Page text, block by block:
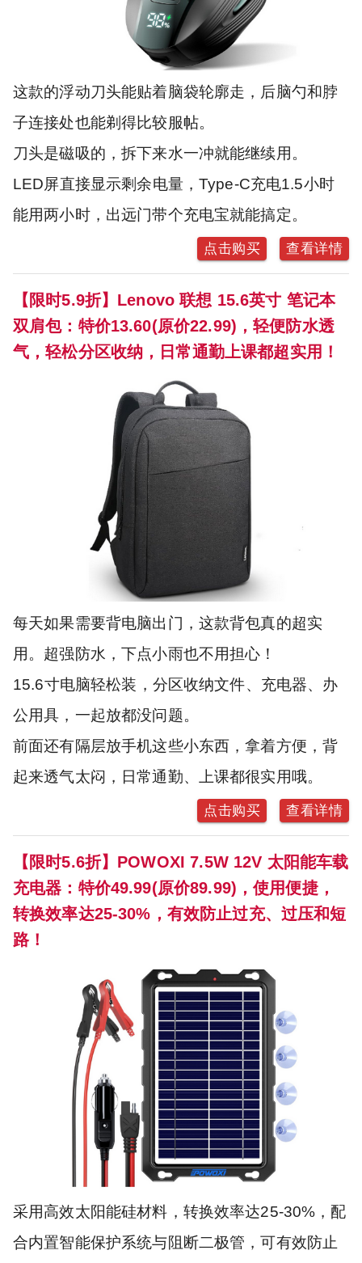
这款的浮动刀头能贴着脑袋轮廓走，后脑勺和脖
子连接处也能剃得比较服帖。
刀头是磁吸的，拆下来水一冲就能继续用。
LED屏直接显示剩余电量，Type-C充电1.5小时
能用两小时，出远门带个充电宝就能搞定。
点击购买 查看详情
【限时5.9折】Lenovo 联想 15.6英寸 笔记本
双肩包：特价13.60(原价22.99)，轻便防水透
气，轻松分区收纳，日常通勤上课都超实用！
每天如果需要背电脑出门，这款背包真的超实
用。超强防水，下点小雨也不用担心！
15.6寸电脑轻松装，分区收纳文件、充电器、办
公用具，一起放都没问题。
前面还有隔层放手机这些小东西，拿着方便，背
起来透气太闷，日常通勤、上课都很实用哦。
点击购买 查看详情
【限时5.6折】POWOXI 7.5W 12V 太阳能车载
充电器：特价49.99(原价89.99)，使用便捷，
转换效率达25-30%，有效防止过充、过压和短
路！
采用高效太阳能硅材料，转换效率达25-30%，配
合内置智能保护系统与阻断二极管，可有效防止